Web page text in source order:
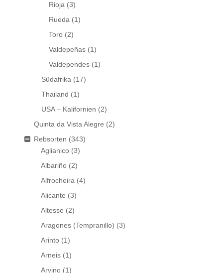
Rioja (3)
Rueda (1)
Toro (2)
Valdepeñas (1)
Valdependes (1)
Südafrika (17)
Thailand (1)
USA – Kalifornien (2)
Quinta da Vista Alegre (2)
Rebsorten (343)
Aglianico (3)
Albariño (2)
Alfrocheira (4)
Alicante (3)
Altesse (2)
Aragones (Tempranillo) (3)
Arinto (1)
Arneis (1)
Arvino (1)